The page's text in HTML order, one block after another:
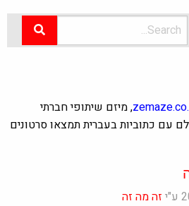
, מיזם שיתופי חברתי
עם כתוביות בעברית תמצאו סרטונים
זה מה זה